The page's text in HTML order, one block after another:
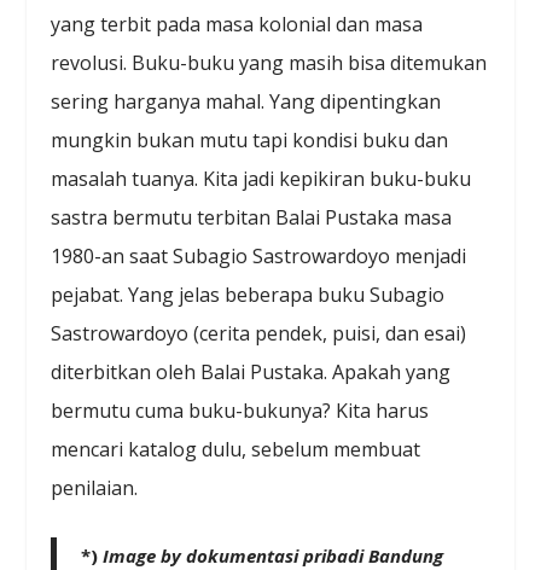
yang terbit pada masa kolonial dan masa
revolusi. Buku-buku yang masih bisa ditemukan
sering harganya mahal. Yang dipentingkan
mungkin bukan mutu tapi kondisi buku dan
masalah tuanya. Kita jadi kepikiran buku-buku
sastra bermutu terbitan Balai Pustaka masa
1980-an saat Subagio Sastrowardoyo menjadi
pejabat. Yang jelas beberapa buku Subagio
Sastrowardoyo (cerita pendek, puisi, dan esai)
diterbitkan oleh Balai Pustaka. Apakah yang
bermutu cuma buku-bukunya? Kita harus
mencari katalog dulu, sebelum membuat
penilaian.
*)Image by dokumentasi pribadi Bandung